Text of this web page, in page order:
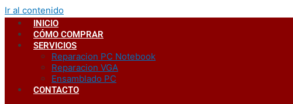
Ir al contenido
INICIO
CÓMO COMPRAR
SERVICIOS
Reparacion PC Notebook
Reparacion VGA
Ensamblado PC
CONTACTO